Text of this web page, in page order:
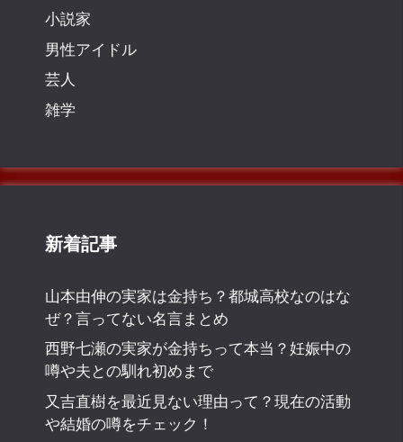
小説家
男性アイドル
芸人
雑学
新着記事
山本由伸の実家は金持ち？都城高校なのはな
ぜ？言ってない名言まとめ
西野七瀬の実家が金持ちって本当？妊娠中の
噂や夫との馴れ初めまで
又吉直樹を最近見ない理由って？現在の活動
や結婚の噂をチェック！